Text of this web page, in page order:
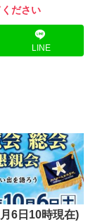
ださい
LINE
6日10時現在)